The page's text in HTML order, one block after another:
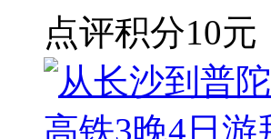
点评积分10元